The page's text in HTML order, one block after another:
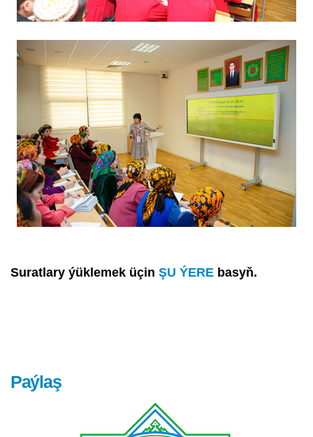
Suratlary ýüklemek üçin ŞU ÝERE basyň.
Paýlaş